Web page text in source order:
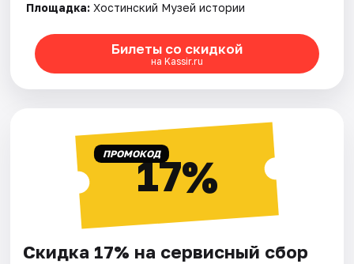
Площадка: Хостинский Музей истории
Билеты со скидкой
на Kassir.ru
ПРОМОКОД17%
Скидка 17% на сервисный сбор